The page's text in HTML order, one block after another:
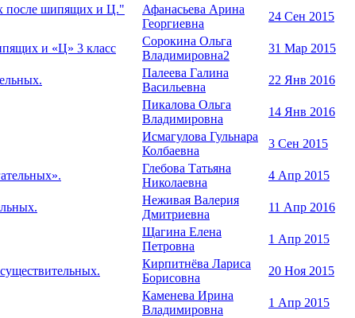
после шипящих и Ц."
Афанасьева Арина
Георгиевна
24 Сен 2015
и «Ц» 3 класс
Сорокина Ольга
Владимировна2
31 Мар 2015
Палеева Галина
Васильевна
22 Янв 2016
Пикалова Ольга
Владимировна
14 Янв 2016
Исмагулова Гульнара
Колбаевна
3 Сен 2015
Глебова Татьяна
Николаевна
4 Апр 2015
Неживая Валерия
Дмитриевна
11 Апр 2016
Щагина Елена
Петровна
1 Апр 2015
Кирпитнёва Лариса
Борисовна
20 Ноя 2015
Каменева Ирина
Владимировна
1 Апр 2015